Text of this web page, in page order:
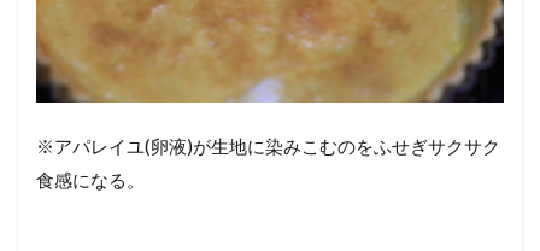
※アパレイユ(卵液)が生地に染みこむのをふせぎサクサク
食感になる。